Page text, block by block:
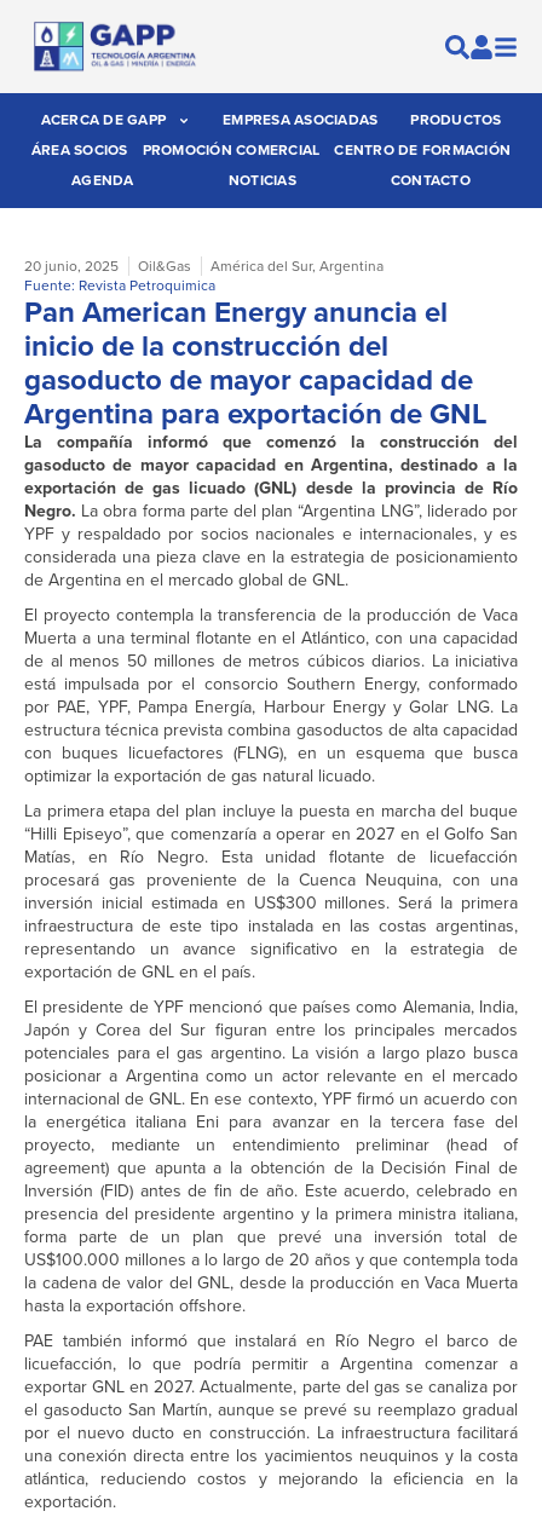
ACERCA DE GAPP EMPRESA ASOCIADAS
PRODUCTOS
ÁREA SOCIOS
PROMOCIÓN COMERCIAL
CENTRO DE FORMACIÓN
AGENDA
NOTICIAS CONTACTO
20 junio, 2025 Oil&Gas América del Sur, Argentina
Fuente: Revista Petroquimica
Pan American Energy anuncia el
inicio de la construcción del
gasoducto de mayor capacidad de
Argentina para exportación de GNL
La compañía informó que comenzó la construcción del
gasoducto de mayor capacidad en Argentina, destinado a la
exportación de gas licuado (GNL) desde la provincia de Río
Negro. La obra forma parte del plan “Argentina LNG”, liderado por
YPF y respaldado por socios nacionales e internacionales, y es
considerada una pieza clave en la estrategia de posicionamiento
de Argentina en el mercado global de GNL.
El proyecto contempla la transferencia de la producción de Vaca
Muerta a una terminal flotante en el Atlántico, con una capacidad
de al menos 50 millones de metros cúbicos diarios. La iniciativa
está impulsada por el consorcio Southern Energy, conformado
por PAE, YPF, Pampa Energía, Harbour Energy y Golar LNG. La
estructura técnica prevista combina gasoductos de alta capacidad
con buques licuefactores (FLNG), en un esquema que busca
optimizar la exportación de gas natural licuado.
La primera etapa del plan incluye la puesta en marcha del buque
“Hilli Episeyo”, que comenzaría a operar en 2027 en el Golfo San
Matías, en Río Negro. Esta unidad flotante de licuefacción
procesará gas proveniente de la Cuenca Neuquina, con una
inversión inicial estimada en US$300 millones. Será la primera
infraestructura de este tipo instalada en las costas argentinas,
representando un avance significativo en la estrategia de
exportación de GNL en el país.
El presidente de YPF mencionó que países como Alemania, India,
Japón y Corea del Sur figuran entre los principales mercados
potenciales para el gas argentino. La visión a largo plazo busca
posicionar a Argentina como un actor relevante en el mercado
internacional de GNL. En ese contexto, YPF firmó un acuerdo con
la energética italiana Eni para avanzar en la tercera fase del
proyecto, mediante un entendimiento preliminar (head of
agreement) que apunta a la obtención de la Decisión Final de
Inversión (FID) antes de fin de año. Este acuerdo, celebrado en
presencia del presidente argentino y la primera ministra italiana,
forma parte de un plan que prevé una inversión total de
US$100.000 millones a lo largo de 20 años y que contempla toda
la cadena de valor del GNL, desde la producción en Vaca Muerta
hasta la exportación offshore.
PAE también informó que instalará en Río Negro el barco de
licuefacción, lo que podría permitir a Argentina comenzar a
exportar GNL en 2027. Actualmente, parte del gas se canaliza por
el gasoducto San Martín, aunque se prevé su reemplazo gradual
por el nuevo ducto en construcción. La infraestructura facilitará
una conexión directa entre los yacimientos neuquinos y la costa
atlántica, reduciendo costos y mejorando la eficiencia en la
exportación.